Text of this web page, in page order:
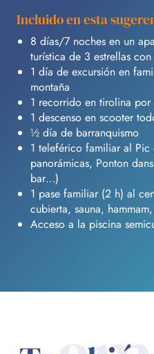
Incluido en esta
8 días/7 noches en un
turística de 3 estrellas
1 día de excursión en
montaña
1 recorrido en tirolina por
1 descenso en scooter
½ día de barranquismo
1 teleférico familiar al Pic
panorámicas, Ponton
bar…)
1 pase familiar (2 h) al
cubierta, sauna,
Acceso a la piscina